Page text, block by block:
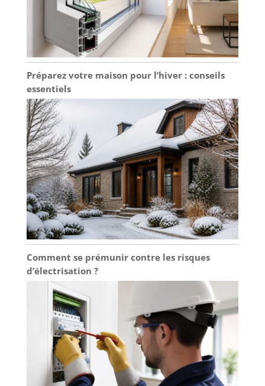
Préparez votre maison pour l’hiver : conseils
essentiels
Comment se prémunir contre les risques
d’électrisation ?